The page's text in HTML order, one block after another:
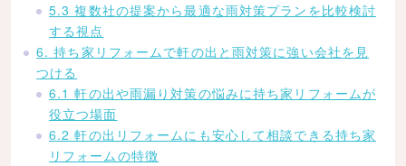
5.3 複数社の提案から最適な雨対策プランを比較検討
する視点
6. 持ち家リフォームで軒の出と雨対策に強い会社を見
つける
6.1 軒の出や雨漏り対策の悩みに持ち家リフォームが
役立つ場面
6.2 軒の出リフォームにも安心して相談できる持ち家
リフォームの特徴